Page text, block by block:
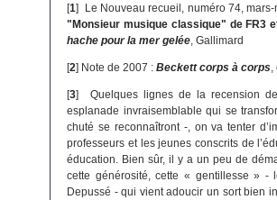
[1] Le Nouveau recueil, numéro 74,
"Monsieur musique classique" de FR3
hache pour la mer gelée , Gallimard
[2] Note de 2007 :Beckett corps à corps
[3]
Quelques lignes de la recension
esplanade invraisemblable qui se
chuté se reconnaîtront -, on va tenter
professeurs et les jeunes conscrits de
éducation. Bien sûr, il y a un peu de
cette générosité, cette « gentillesse » -
Depussé - qui vient adoucir un sort bien